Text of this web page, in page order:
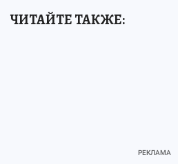
ЧИТАЙТЕ ТАКЖЕ: